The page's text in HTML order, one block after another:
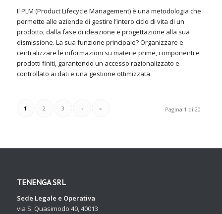
Il PLM (Product Lifecycle Management) è una metodologia che
permette alle aziende di gestire l’intero ciclo di vita di un
prodotto, dalla fase di ideazione e progettazione alla sua
dismissione. La sua funzione principale? Organizzare e
centralizzare le informazioni su materie prime, componenti e
prodotti finiti, garantendo un accesso razionalizzato e
controllato ai dati e una gestione ottimizzata.
Pagina 1 di 20
1 2 3 › »
TENENGA SRL
Sede Legale e Operativa
via S. Quasimodo 40, 40013